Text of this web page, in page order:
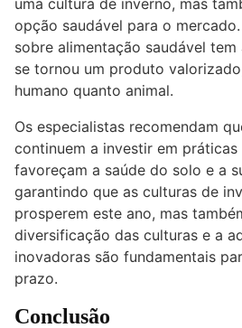
opção saudável para o
sobre alimentação saudável tem
se tornou um produto
humano quanto animal.
Os especialistas recomendam
continuem a investir em práticas
favoreçam a saúde do solo e a
garantindo que as culturas de
prosperem este ano, mas
diversificação das culturas e a
inovadoras são fundamentais
prazo.
Conclusão